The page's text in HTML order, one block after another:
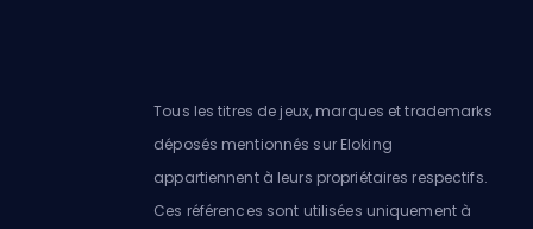
Tous les titres de jeux, marques et trademarks
déposés mentionnés sur Eloking
appartiennent à leurs propriétaires respectifs.
Ces références sont utilisées uniquement à